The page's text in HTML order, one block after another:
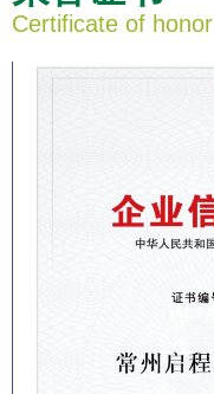
Certificate of honor